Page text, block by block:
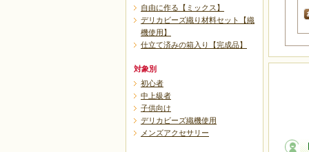
自由に作る【ミックス】
デリカビーズ織り材料セット【織
機使用】
仕立て済みの箱入り【完成品】
対象別
初心者
中上級者
子供向け
デリカビーズ織機使用
メンズアクセサリー